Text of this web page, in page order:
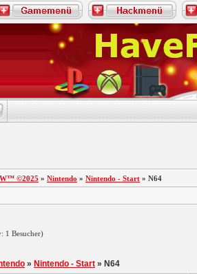
©2025 » Nintendo » Nintendo - Start » N64
1 Besucher)
» Nintendo - Start » N64